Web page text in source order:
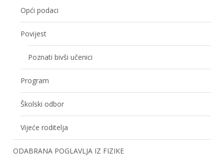
Opći podaci
Povijest
Poznati bivši učenici
Program
Školski odbor
Vijeće roditelja
ODABRANA POGLAVLJA IZ FIZIKE